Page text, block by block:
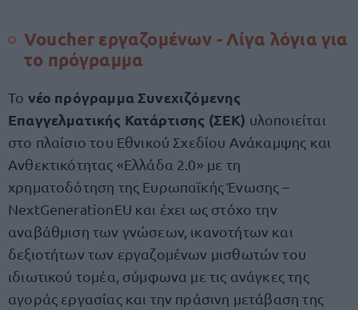
Voucher εργαζομένων - Λίγα λόγια για
το πρόγραμμα
Το νέο πρόγραμμα Συνεχιζόμενης
Επαγγελματικής Κατάρτισης (ΣΕΚ) υλοποιείται
στο πλαίσιο του Εθνικού Σχεδίου Ανάκαμψης και
Ανθεκτικότητας «Ελλάδα 2.0» με τη
χρηματοδότηση της Ευρωπαϊκής Ένωσης –
NextGenerationEU και έχει ως στόχο την
αναβάθμιση των γνώσεων, ικανοτήτων και
δεξιοτήτων των εργαζομένων μισθωτών του
ιδιωτικού τομέα, σύμφωνα με τις ανάγκες της
αγοράς εργασίας και την πράσινη μετάβαση της